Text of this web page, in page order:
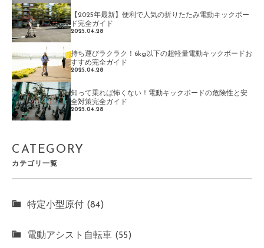
【2025年最新】便利で人気の折りたたみ電動キックボー
ド完全ガイド
2025.04.28
持ち運びラクラク！6kg以下の超軽量電動キックボードお
すすめ完全ガイド
2025.04.28
知って乗れば怖くない！電動キックボードの危険性と安
全対策完全ガイド
2025.04.28
CATEGORY
カテゴリ一覧
特定小型原付 (84)
電動アシスト自転車 (55)